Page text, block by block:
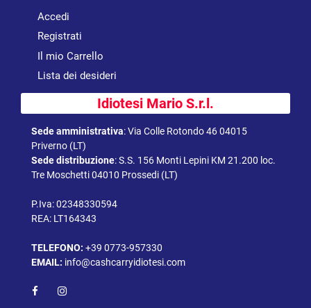
Accedi
Registrati
Il mio Carrello
Lista dei desideri
Idiotesi Mario S.r.l.
Sede amministrativa:Via Colle Rotondo 46 04015
Priverno (LT)
Sede distribuzione:S.S. 156 Monti Lepini KM 21.200 loc.
Tre Moschetti 04010 Prossedi (LT)
P.Iva: 02348330594
REA: LT164343
TELEFONO: +39 0773-957330
EMAIL: info@cashcarryidiotesi.com